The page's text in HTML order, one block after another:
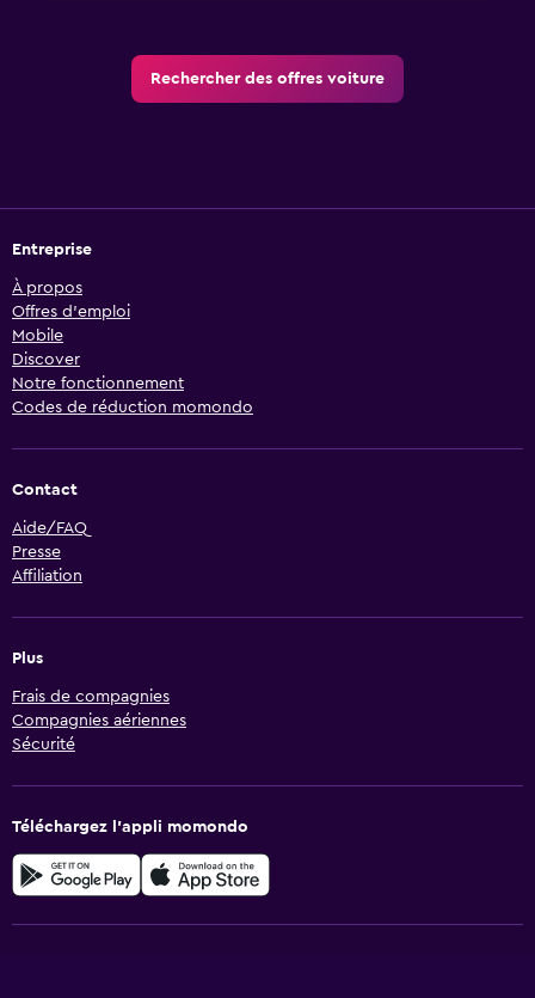
Rechercher des offres voiture
Entreprise
À propos
Offres d’emploi
Mobile
Discover
Notre fonctionnement
Codes de réduction momondo
Contact
Aide/FAQ
Presse
Affiliation
Plus
Frais de compagnies
Compagnies aériennes
Sécurité
Téléchargez l’appli momondo